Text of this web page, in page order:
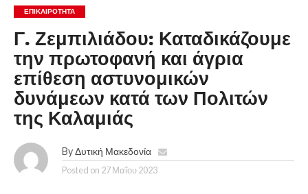
ΕΠΙΚΑΙΡΟΤΗΤΑ
Γ. Ζεμπιλιάδου: Καταδικάζουμε
την πρωτοφανή και άγρια
επίθεση αστυνομικών
δυνάμεων κατά των Πολιτών
της Καλαμιάς
By Δυτική Μακεδονία
Posted on 27 Μαΐου 2023